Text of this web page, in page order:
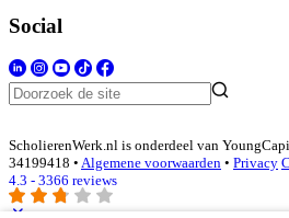
Social
ScholierenWerk.nl is onderdeel van
34199418 • Algemene voorwaarden • Privacy
4.3 - 3366 reviews